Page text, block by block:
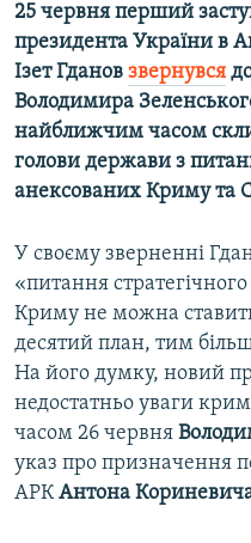
Усі сайти RFE/RL
25 червня перший
президента України в
Ізет Гданов звернувся
Володимира
найближчим часом
голови держави з
анексованих Криму та
У своєму зверненні
«питання
Криму не можна
десятий план, тим
На його думку, новий
недостатньо уваги
часом 26 червня
указ про призначення
АРКАнтона